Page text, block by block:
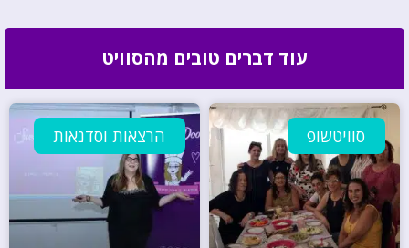
עוד דברים טובים מהסוויט
סוויטשופ הרצאות וסדנאות